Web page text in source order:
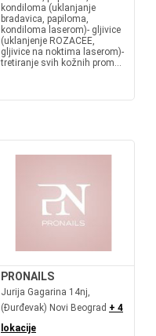
kondiloma (uklanjanje
bradavica, papiloma,
kondiloma laserom)- gljivice
(uklanjenje ROZACEE,
gljivice na noktima laserom)-
tretiranje svih kožnih prom...
PRONAILS
Jurija Gagarina 14nj,
(Đurđevak) Novi Beograd + 4
lokacije